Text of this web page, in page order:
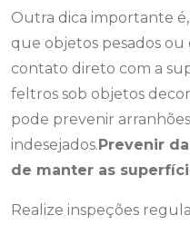
Outra dica importante
que objetos pesados
contato direto com a
feltros sob objetos
pode prevenir
indesejados.Prevenir
de manter as
Realize inspeções